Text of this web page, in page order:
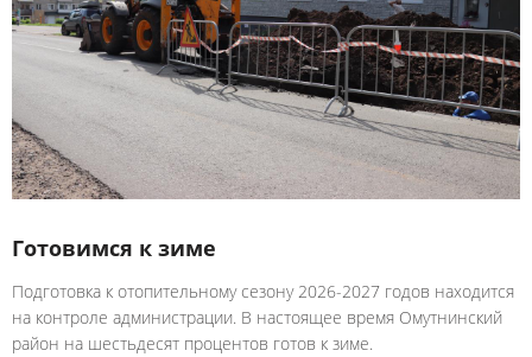
Готовимся к зиме
Подготовка к отопительному сезону 2026-2027 годов находится
на контроле администрации. В настоящее время Омутнинский
район на шестьдесят процентов готов к зиме.